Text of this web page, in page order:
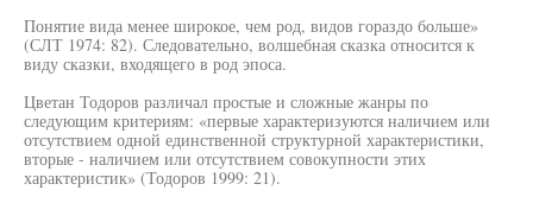
Понятие вида менее широкое, чем род, видов гораздо больше»
(СЛТ 1974: 82). Следовательно, волшебная сказка относится к
виду сказки, входящего в род эпоса.
Цветан Тодоров различал простые и сложные жанры по
следующим критериям: «первые характеризуются наличием или
отсутствием одной единственной структурной характеристики,
вторые - наличием или отсутствием совокупности этих
характеристик» (Тодоров 1999: 21).